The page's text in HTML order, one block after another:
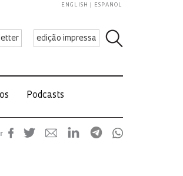
edição impressa
ENGLISH ESPAÑOL
Podcasts